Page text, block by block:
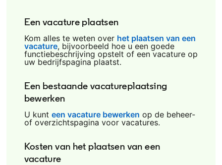
Een vacature plaatsen
Kom alles te weten over het plaatsen van een
vacatureopens in a new tab
, bijvoorbeeld hoe u een goede
functiebeschrijving opstelt of een vacature op
uw bedrijfspagina plaatst.
Een bestaande vacatureplaatsing
bewerken
U kunt een vacature bewerken opens in a new tab
op de beheer-
of overzichtspagina voor vacatures.
Kosten van het plaatsen van een
vacature